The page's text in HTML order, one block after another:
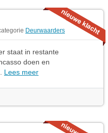
Deurwaarders
staat in restante
doen en
Lees meer